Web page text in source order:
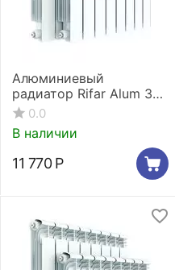
Алюминиевый
радиатор Rifar Alum 350
11 секций
0.0
В наличии
11 770 Р